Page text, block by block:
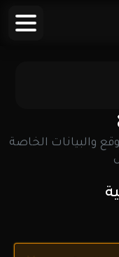
والبيانات الخاصة